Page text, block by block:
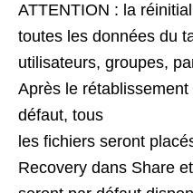
ATTENTION : la
toutes les données du
utilisateurs, groupes,
Après le
défaut, tous
les fichiers seront
Recovery dans Share et